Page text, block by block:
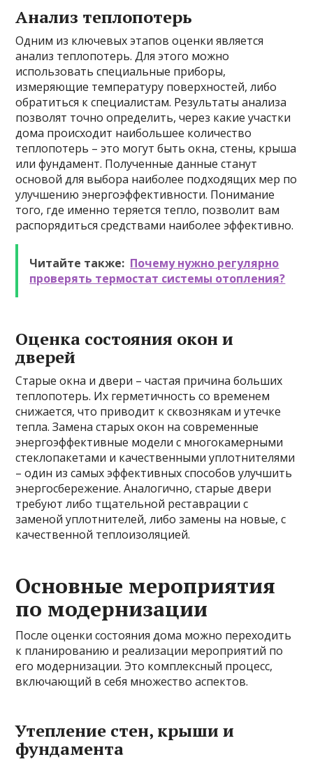
Анализ теплопотерь
Одним из ключевых этапов оценки является
анализ теплопотерь. Для этого можно
использовать специальные приборы,
измеряющие температуру поверхностей, либо
обратиться к специалистам. Результаты анализа
позволят точно определить, через какие участки
дома происходит наибольшее количество
теплопотерь – это могут быть окна, стены, крыша
или фундамент. Полученные данные станут
основой для выбора наиболее подходящих мер по
улучшению энергоэффективности. Понимание
того, где именно теряется тепло, позволит вам
распорядиться средствами наиболее эффективно.
Читайте также: Почему нужно регулярно
проверять термостат системы отопления?
Оценка состояния окон и
дверей
Старые окна и двери – частая причина больших
теплопотерь. Их герметичность со временем
снижается, что приводит к сквознякам и утечке
тепла. Замена старых окон на современные
энергоэффективные модели с многокамерными
стеклопакетами и качественными уплотнителями
– один из самых эффективных способов улучшить
энергосбережение. Аналогично, старые двери
требуют либо тщательной реставрации с
заменой уплотнителей, либо замены на новые, с
качественной теплоизоляцией.
Основные мероприятия
по модернизации
После оценки состояния дома можно переходить
к планированию и реализации мероприятий по
его модернизации. Это комплексный процесс,
включающий в себя множество аспектов.
Утепление стен, крыши и
фундамента